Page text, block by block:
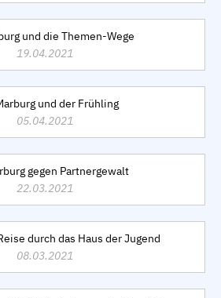
und die Themen-Wege
19.04.2021
und der Frühling
05.04.2021
gegen Partnergewalt
22.03.2021
durch das Haus der Jugend
08.03.2021